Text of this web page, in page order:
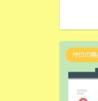
今日の損